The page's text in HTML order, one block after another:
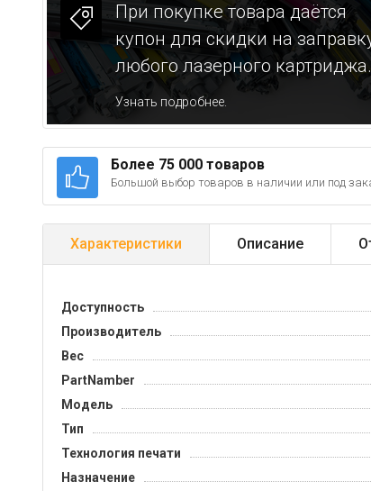
При покупке товара даётся
купон для скидки на
любого лазерного картриджа.
Узнать подробнее.
Более 75 000 товаров
Большой выбор товаров в наличии или под
Характеристики Описание
Доступность
Производитель
Вес
PartNamber
Модель
Тип
Технология печати
Назначение